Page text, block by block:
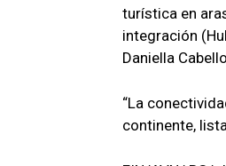
turística en
integración
Daniella
“La
continente,